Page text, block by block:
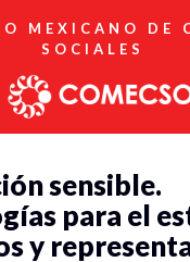
MEXICANO DE
SOCIALES
sensible.
para el
y